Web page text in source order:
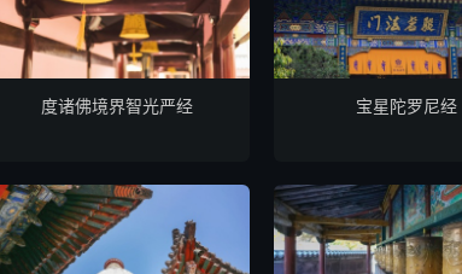
度诸佛境界智光严经 宝星陀罗尼经